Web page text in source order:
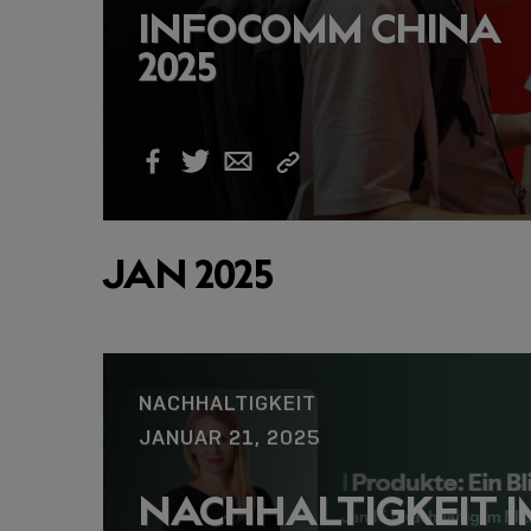
INFOCOMM CHINA
2025
Facebook
TwitterEmailLink
kopieren
JAN 2025
NACHHALTIGKEIT
JANUAR 21, 2025
NACHHALTIGKEIT